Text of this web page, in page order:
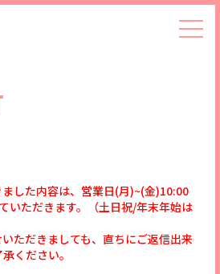
した内容は、営業日(月)~(金)10:00
いただきます。（土日祝/年末年始は
ただきましても、直ちにご返信出来
ください。